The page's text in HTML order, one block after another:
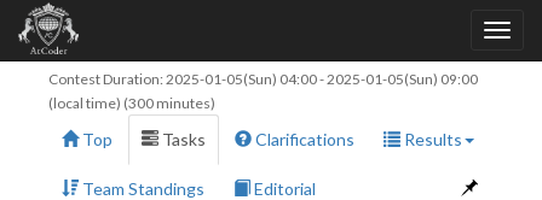
Contest Duration: 2025-01-05(Sun) 04:00-2025-01-05(Sun) 09:00
(local time) (300 minutes)
Top Tasks Clarifications Results
Team Standings Editorial